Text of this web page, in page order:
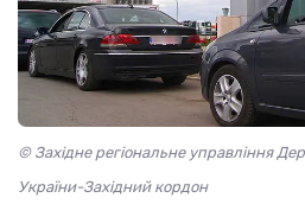
© Західне регіональне управління
України-Західний кордон